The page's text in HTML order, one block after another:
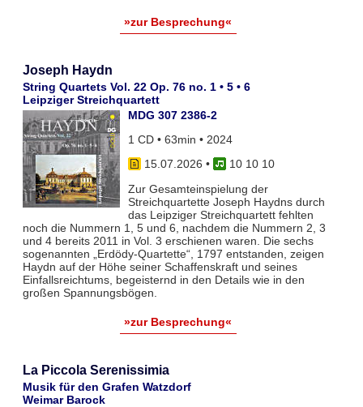
»zur Besprechung«
Joseph Haydn
String Quartets Vol. 22 Op. 76 no. 1 • 5 • 6
Leipziger Streichquartett
MDG 307 2386-2
1 CD • 63min • 2024
15.07.2026 •
10 10 10
Zur Gesamteinspielung der
Streichquartette Joseph Haydns durch
das Leipziger Streichquartett fehlten
noch die Nummern 1, 5 und 6, nachdem die Nummern 2, 3
und 4 bereits 2011 in Vol. 3 erschienen waren. Die sechs
sogenannten „Erdödy-Quartette“, 1797 entstanden, zeigen
Haydn auf der Höhe seiner Schaffenskraft und seines
Einfallsreichtums, begeisternd in den Details wie in den
großen Spannungsbögen.
»zur Besprechung«
La Piccola Serenissimia
Musik für den Grafen Watzdorf
Weimar Barock